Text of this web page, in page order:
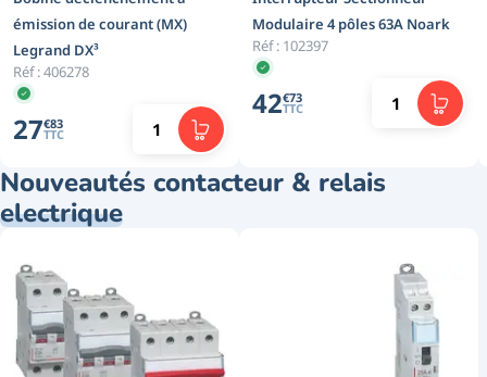
émission de courant (MX)
Legrand DX³
Réf :406278
27€83
TTC
Modulaire 4 pôles 63A Noark
Réf : 102397
42€73
TTC
Nouveautés contacteur & relais
electrique